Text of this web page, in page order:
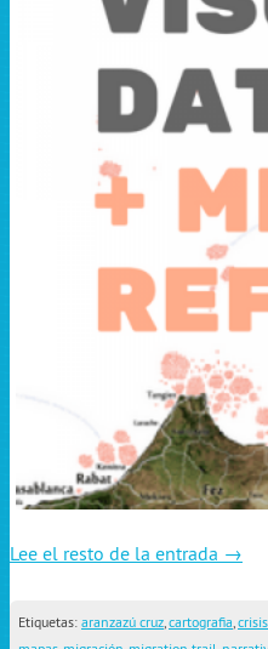
Lee el resto de la entrada →
Etiquetas: aranzazú cruz,cartografia,